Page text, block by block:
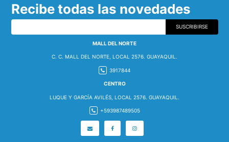
Recibe todas las novedades
SUSCRIBIRSE
MALL DEL NORTE
C. C. MALL DEL NORTE, LOCAL 2576. GUAYAQUIL.
3917844
CENTRO
LUQUE Y GARCÍA AVILÉS, LOCAL 2576. GUAYAQUIL.
+593987489505